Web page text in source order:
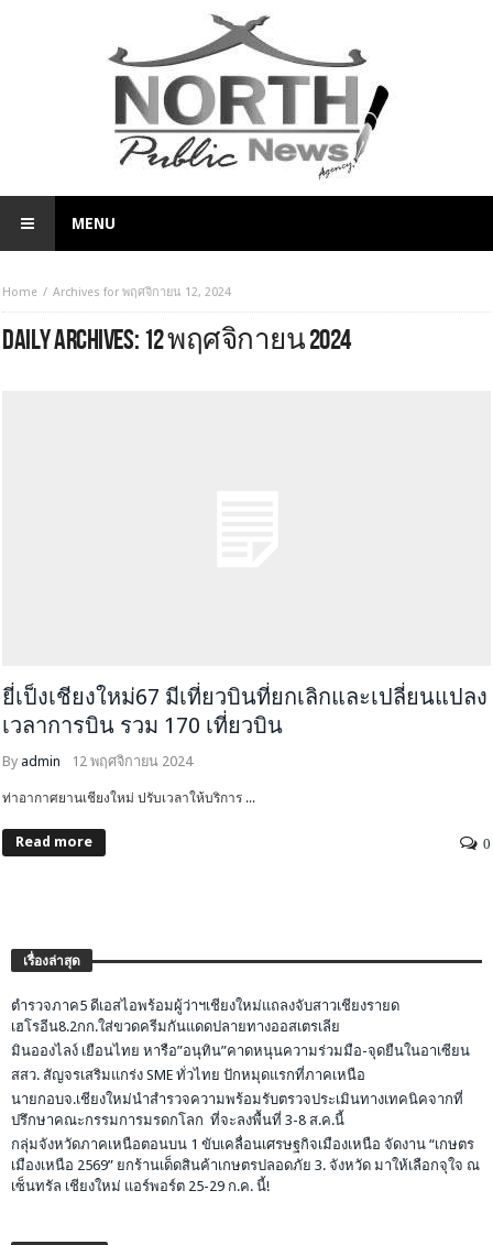
MENU
Home Archives for พฤศจิกายน 12, 2024
DAILY ARCHIVES:12 พฤศจิกายน 2024
ยี่เป็งเชียงใหม่67 มีเที่ยวบินที่ยกเลิกและเปลี่ยนแปลง
เวลาการบิน รวม 170 เที่ยวบิน
By admin 12 พฤศจิกายน 2024
ท่าอากาศยานเชียงใหม่ ปรับเวลาให้บริการ ...
Read more 0
เรื่องล่าสุด
ตำรวจภาค5 ดีเอสไอพร้อมผู้ว่าฯเชียงใหม่แถลงจับสาวเชียงรายด
เฮโรอีน8.2กก.ใส่ขวดครีมกันแดดปลายทางออสเตรเลีย
มินอองไลง์ เยือนไทย หารือ”อนุทิน”คาดหนุนความร่วมมือ-จุดยืนในอาเซียน
สสว. สัญจรเสริมแกร่ง SME ทั่วไทย ปักหมุดแรกที่ภาคเหนือ
นายกอบจ.เชียงใหม่นำสำรวจความพร้อมรับตรวจประเมินทางเทคนิคจากที่
ปรึกษาคณะกรรมการมรดกโลก ที่จะลงพื้นที่ 3-8 ส.ค.นี้
กลุ่มจังหวัดภาคเหนือตอนบน 1 ขับเคลื่อนเศรษฐกิจเมืองเหนือ จัดงาน “เกษตร
เมืองเหนือ 2569” ยกร้านเด็ดสินค้าเกษตรปลอดภัย 3. จังหวัด มาให้เลือกจุใจ ณ
เซ็นทรัล เชียงใหม่ แอร์พอร์ต 25-29 ก.ค. นี้!